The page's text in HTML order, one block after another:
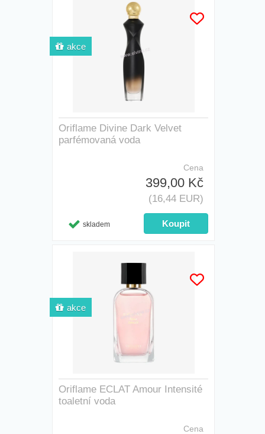
Oriflame Divine Dark Velvet
parfémovaná voda
Cena
399,00 Kč
(16,44 EUR)
skladem
akce
Oriflame ECLAT Amour Intensité
toaletní voda
Cena
akce